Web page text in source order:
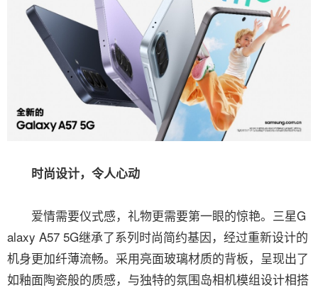
时尚设计，令人心动
爱情需要仪式感，礼物更需要第一眼的惊艳。三星G
alaxy A57 5G继承了系列时尚简约基因，经过重新设计的
机身更加纤薄流畅。采用亮面玻璃材质的背板，呈现出了
如釉面陶瓷般的质感，与独特的氛围岛相机模组设计相搭